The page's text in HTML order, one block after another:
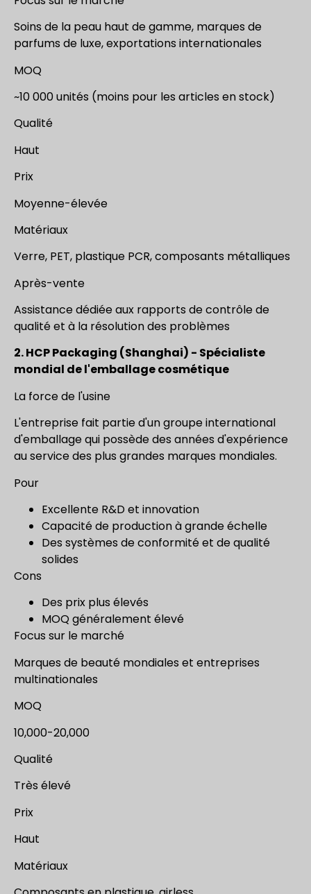
Soins de la peau haut de gamme, marques de
parfums de luxe, exportations internationales
MOQ
~10 000 unités (moins pour les articles en stock)
Qualité
Haut
Prix
Moyenne-élevée
Matériaux
Verre, PET, plastique PCR, composants métalliques
Après-vente
Assistance dédiée aux rapports de contrôle de
qualité et à la résolution des problèmes
2. HCP Packaging (Shanghai) - Spécialiste
mondial de l'emballage cosmétique
La force de l'usine
L'entreprise fait partie d'un groupe international
d'emballage qui possède des années d'expérience
au service des plus grandes marques mondiales.
Pour
Excellente R&D et innovation
Capacité de production à grande échelle
Des systèmes de conformité et de qualité
solides
Cons
Des prix plus élevés
MOQ généralement élevé
Focus sur le marché
Marques de beauté mondiales et entreprises
multinationales
MOQ
10,000-20,000
Qualité
Très élevé
Prix
Haut
Matériaux